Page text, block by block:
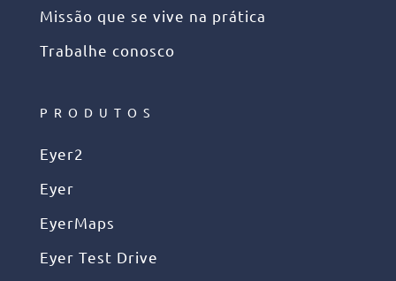
Missão que se vive na prática
Trabalhe conosco
PRODUTOS
Eyer2
Eyer
EyerMaps
Eyer Test Drive